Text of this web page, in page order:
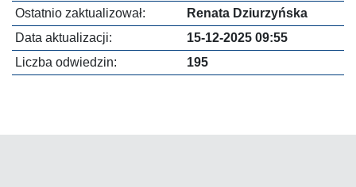
Ostatnio zaktualizował:
Renata Dziurzyńska
Data aktualizacji:
15-12-2025 09:55
Liczba odwiedzin:
195